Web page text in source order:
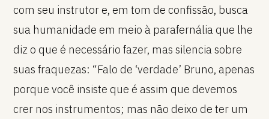
com seu instrutor e, em tom de confissão, busca
sua humanidade em meio à parafernália que lhe
diz o que é necessário fazer, mas silencia sobre
suas fraquezas: “Falo de ‘verdade’ Bruno, apenas
porque você insiste que é assim que devemos
crer nos instrumentos; mas não deixo de ter um